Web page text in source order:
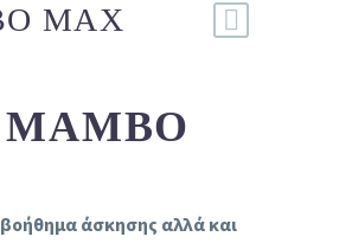
MAX
βοήθημα άσκησης αλλά και